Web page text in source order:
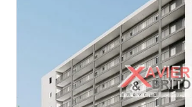
Apartamento para Venda em região
Vila Nova Manchester, em São
procurava ou deseja mais
Apartamento em São Paulo? Entre
equipe pelo telefone (11) 2783-2000.